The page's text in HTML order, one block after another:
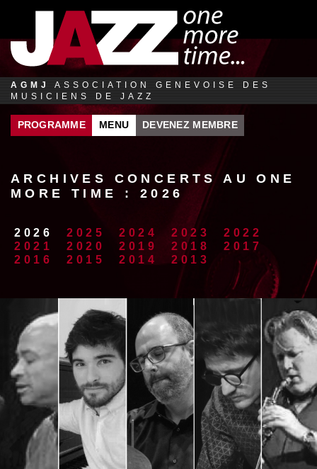
Jump to navigation
AGMJ
ASSOCIATION GENEVOISE DES
MUSICIENS DE JAZZ
PROGRAMME MENU DEVENEZ MEMBRE
ARCHIVES CONCERTS AU ONE
MORE TIME : 2026
2026 2025 2024 2023
2022
2021
2020 2019 2018
2017
2016
2015 2014 2013